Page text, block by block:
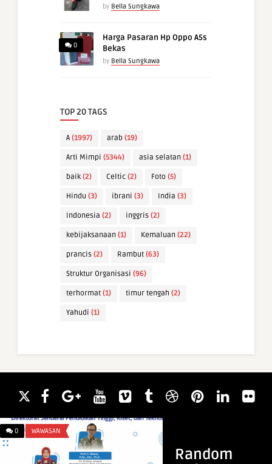
by Bella Sungkawa
0
Harga Pasaran Hp Oppo A5s
Bekas
by Bella Sungkawa
TOP 20 TAGS
A (1997) arab (19)
Arti Mimpi (5344) asia selatan (1)
baik (2) Celtic (2) Foto (5)
Hindu (3) ibrani (3) India (3)
Indonesia (2) inggris (2)
kebijaksanaan (1) Kemaluan (22)
prancis (2) Rambut (63)
Struktur Organisasi (96)
terhormat (1) timur tengah (2)
Yahudi (1)
Random
0 WAWASAN